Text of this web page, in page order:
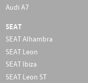
Audi A7
SEAT
SEAT Alhambra
SEAT Leon
SEAT Ibiza
SEAT Leon ST